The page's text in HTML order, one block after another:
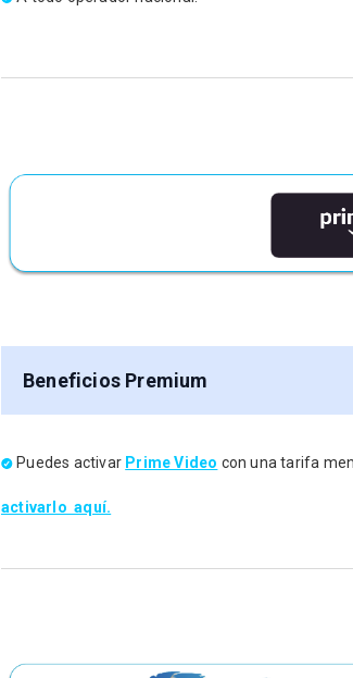
Beneficios Premium
Puedes activar Prime Video con una tarifa
activarlo aquí.